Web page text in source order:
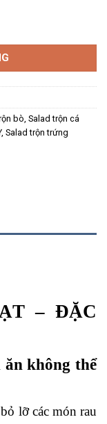
bò Salad trộn cá
, Salad trộn trứng
– ĐẶC
không thể
lỡ các món rau